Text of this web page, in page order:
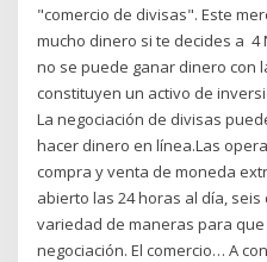
"comercio de divisas". Este
mucho dinero si te decides a 4
no se puede ganar dinero con
constituyen un activo de
La negociación de divisas
hacer dinero en línea.Las
compra y venta de moneda
abierto las 24 horas al día,
variedad de maneras para
negociación. El comercio… A